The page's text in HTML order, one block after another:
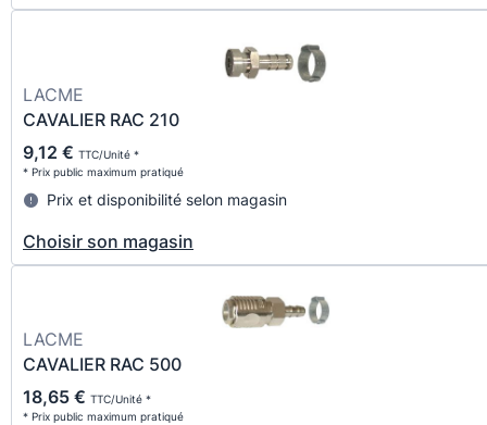
LACME
CAVALIER RAC 210
9,12 € TTC/Unité *
* Prix public maximum pratiqué
Prix et disponibilité selon magasin
Choisir son magasin
LACME
CAVALIER RAC 500
18,65 € TTC/Unité *
* Prix public maximum pratiqué